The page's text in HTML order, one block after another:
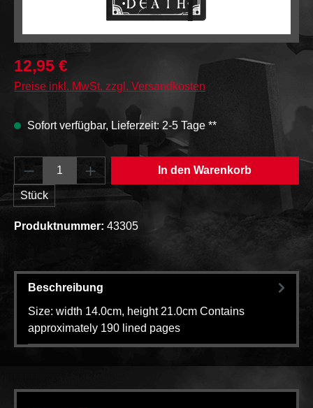
12,95 €
Preise inkl. MwSt. zzgl. Versandkosten
Sofort verfügbar, Lieferzeit: 2-5 Tage **
Produkt Anzahl: Gib den gewünschten
Stück
In den Warenkorb
Produktnummer: 43305
Beschreibung
Size: width 14.0cm, height 21.0cm Contains
approximately 190 lined pages